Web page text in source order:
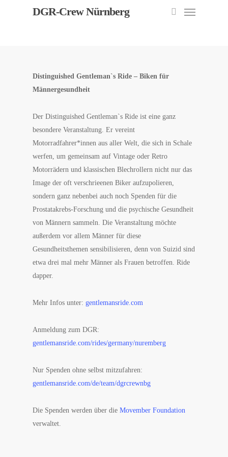
DGR-Crew Nürnberg Menu
Distinguished Gentleman`s Ride – Biken für
Männergesundheit
Der Distinguished Gentleman`s Ride ist eine ganz
besondere Veranstaltung. Er vereint
Motorradfahrer*innen aus aller Welt, die sich in Schale
werfen, um gemeinsam auf Vintage oder Retro
Motorrädern und klassischen Blechrollern nicht nur das
Image der oft verschrieenen Biker aufzupolieren,
sondern ganz nebenbei auch noch Spenden für die
Prostatakrebs-Forschung und die psychische Gesundheit
von Männern sammeln. Die Veranstaltung möchte
außerdem vor allem Männer für diese
Gesundheitsthemen sensibilisieren, denn von Suizid sind
etwa drei mal mehr Männer als Frauen betroffen. Ride
dapper.
Mehr Infos unter: gentlemansride.com
Anmeldung zum DGR:
gentlemansride.com/rides/germany/nuremberg
Nur Spenden ohne selbst mitzufahren:
gentlemansride.com/de/team/dgrcrewnbg
Die Spenden werden über die Movember Foundation
verwaltet.